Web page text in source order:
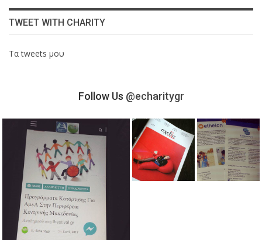
TWEET WITH CHARITY
Τα tweets μου
Follow Us @echaritygr